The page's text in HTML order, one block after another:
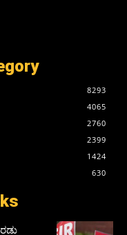
8293
4065
2760
2399
1424
630